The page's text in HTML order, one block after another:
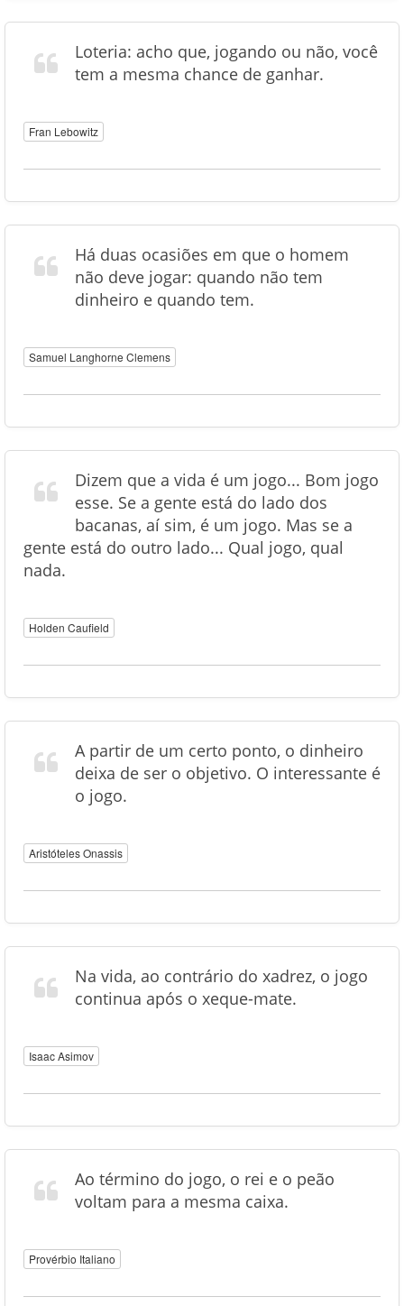
Loteria: acho que, jogando ou não, você
tem a mesma chance de ganhar.
Fran Lebowitz
Há duas ocasiões em que o homem
não deve jogar: quando não tem
dinheiro e quando tem.
Samuel Langhorne Clemens
Dizem que a vida é um jogo... Bom jogo
esse. Se a gente está do lado dos
bacanas, aí sim, é um jogo. Mas se a
gente está do outro lado... Qual jogo, qual
nada.
Holden Caufield
A partir de um certo ponto, o dinheiro
deixa de ser o objetivo. O interessante é
o jogo.
Aristóteles Onassis
Na vida, ao contrário do xadrez, o jogo
continua após o xeque-mate.
Isaac Asimov
Ao término do jogo, o rei e o peão
voltam para a mesma caixa.
Provérbio Italiano